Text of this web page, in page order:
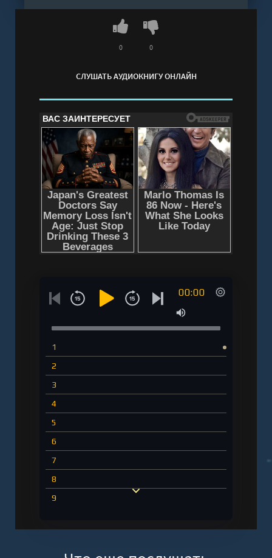
Слушать аудиокнигу "Слово короля. Слезы
попаданки - Татьяна Антоник" онлайн
СЛУШАТЬ АУДИОКНИГУ ОНЛАЙН
0 0
00:00
1
2
3
4
5
6
7
8
9